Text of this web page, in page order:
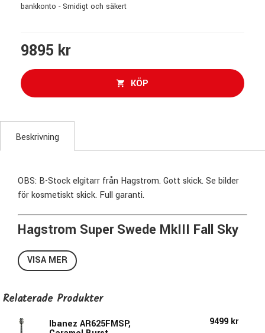
bankkonto - Smidigt och säkert
9895 kr
KÖP
Beskrivning
OBS: B-Stock elgitarr från Hagstrom. Gott skick. Se bilder
för kosmetiskt skick. Full garanti.
Hagstrom Super Swede MkIII Fall Sky
Gloss – klassisk single cut med
modern precision
Hagstrom Super Swede MkIII är en vidareutveckling av en
av märkets mest ikoniska modeller. Ursprungligen känd som
Swede Deluxe, fick modellen sitt nuvarande namn efter att
VISA MER
Relaterade Produkter
Ibanez AR625FMSP, 9499 kr